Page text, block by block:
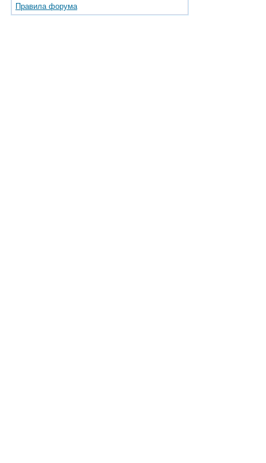
Правила форума